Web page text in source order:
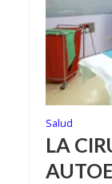
Salud
LA